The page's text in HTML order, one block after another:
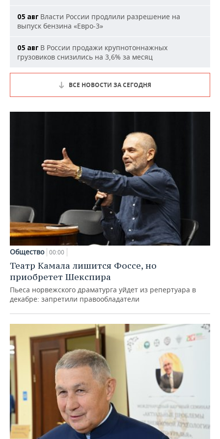
05 авг Власти России продлили разрешение на
выпуск бензина «Евро-3»
05 авг В России продажи крупнотоннажных
грузовиков снизились на 3,6% за месяц
ВСЕ НОВОСТИ ЗА СЕГОДНЯ
Общество 00:00
Театр Камала лишится Фоссе, но
приобретет Шекспира
Пьеса норвежского драматурга уйдет из репертуара в
декабре: запретили правообладатели